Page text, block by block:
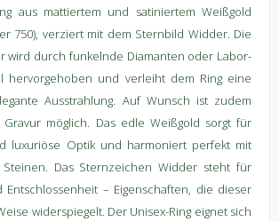
aus mattiertem und satiniertem Weißgold
750), verziert mit dem Sternbild Widder. Die
wird durch funkelnde Diamanten oder Labor-
hervorgehoben und verleiht dem Ring eine
Ausstrahlung. Auf Wunsch ist zudem
möglich. Das edle Weißgold sorgt für
luxuriöse Optik und harmoniert perfekt mit
Das Sternzeichen Widder steht für
Entschlossenheit – Eigenschaften, die dieser
widerspiegelt. Der Unisex-Ring eignet sich